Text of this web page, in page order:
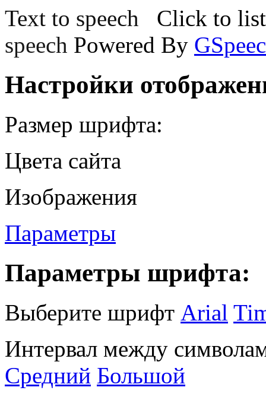
Text to speech
Click to
speech Powered By
Настройки
Размер шрифта:
Цвета сайта
Изображения
Параметры
Параметры шрифта:
Выберите шрифт Arial
Интервал между
Средний Большой